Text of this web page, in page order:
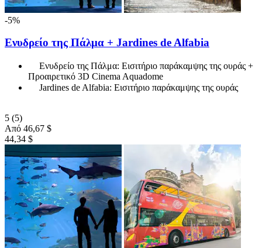
-5%
Ενυδρείο της Πάλμα + Jardines de Alfabia
Ενυδρείο της Πάλμα: Εισιτήριο παράκαμψης της ουράς +
Προαιρετικό 3D Cinema Aquadome
Jardines de Alfabia: Εισιτήριο παράκαμψης της ουράς
5 (5)
Από 46,67 $
44,34 $